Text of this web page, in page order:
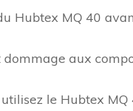
Hubtex MQ 40
aux
le Hubtex MQ